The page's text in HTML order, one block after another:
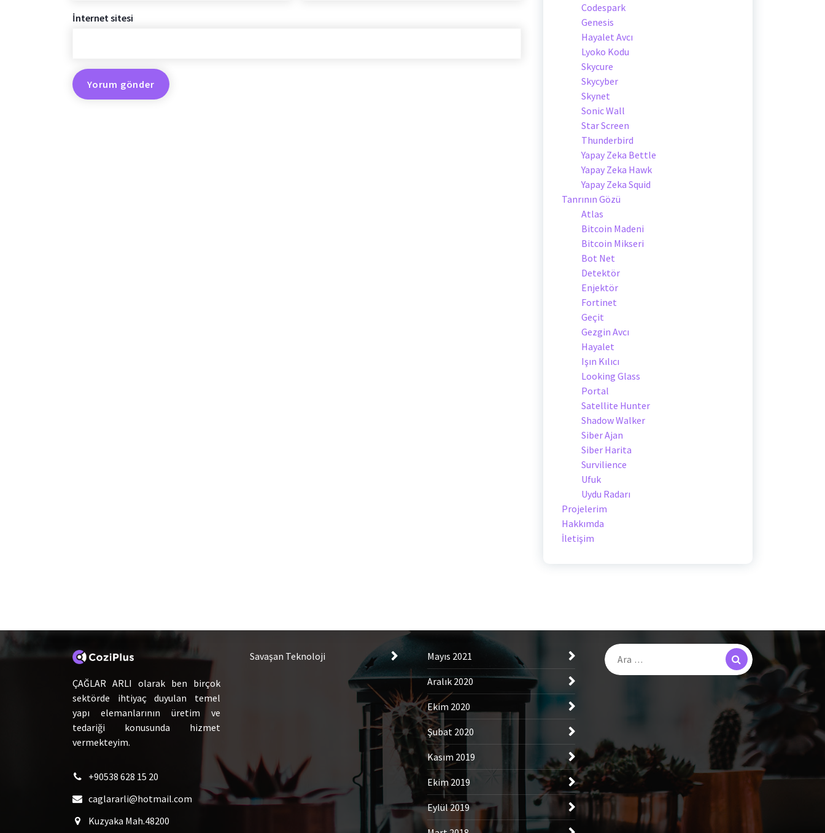
İnternet sitesi
Codespark
Genesis
Hayalet Avcı
Lyoko Kodu
Skycure
Skycyber
Skynet
Sonic Wall
Star Screen
Thunderbird
Yapay Zeka Bettle
Yapay Zeka Hawk
Yapay Zeka Squid
Tanrının Gözü
Atlas
Bitcoin Madeni
Bitcoin Mikseri
Bot Net
Detektör
Enjektör
Fortinet
Geçit
Gezgin Avcı
Hayalet
Işın Kılıcı
Looking Glass
Portal
Satellite Hunter
Shadow Walker
Siber Ajan
Siber Harita
Survilience
Ufuk
Uydu Radarı
Projelerim
Hakkımda
İletişim
ÇAĞLAR ARLI olarak ben birçok
sektörde ihtiyaç duyulan temel
yapı elemanlarının üretim ve
tedariği konusunda hizmet
vermekteyim.
+90538 628 15 20
caglararli@hotmail.com
Kuzyaka Mah.48200
Savaşan Teknoloji Mayıs 2021
Aralık 2020
Ekim 2020
Şubat 2020
Kasım 2019
Ekim 2019
Eylül 2019
Arama: